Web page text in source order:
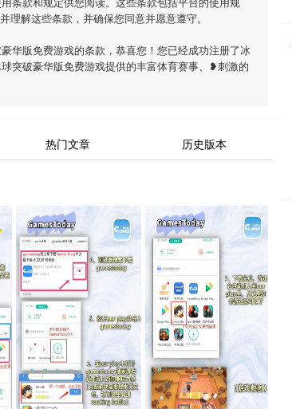
解这些条款，并确保您同意并愿意遵守。
华版免费游戏的条款，恭喜您！您已经成功注册了冰
突破豪华版免费游戏提供的丰富体育赛事、❥刺激的
热门文章 历史版本